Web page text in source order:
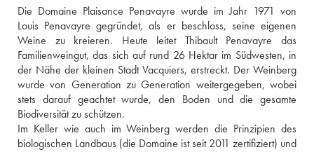
Die Domaine Plaisance Penavayre wurde im Jahr 1971 von
Louis Penavayre gegründet, als er beschloss, seine eigenen
Weine zu kreieren. Heute leitet Thibault Penavayre das
Familienweingut, das sich auf rund 26 Hektar im Südwesten, in
der Nähe der kleinen Stadt Vacquiers, erstreckt. Der Weinberg
wurde von Generation zu Generation weitergegeben, wobei
stets darauf geachtet wurde, den Boden und die gesamte
Biodiversität zu schützen.
Im Keller wie auch im Weinberg werden die Prinzipien des
biologischen Landbaus (die Domaine ist seit 2011 zertifiziert) und